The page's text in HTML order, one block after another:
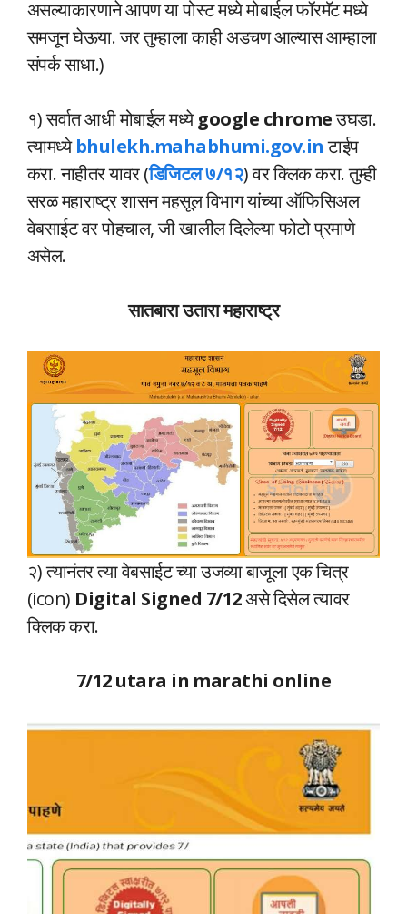
असल्याकारणाने आपण या पोस्ट मध्ये मोबाईल फॉरमॅट मध्ये
समजून घेऊया. जर तुम्हाला काही अडचण आल्यास आम्हाला
संपर्क साधा.)
१) सर्वात आधी मोबाईल मध्येgoogle chromeउघडा.
त्यामध्येbhulekh.mahabhumi.gov.inटाईप
करा. नाहीतर यावर (डिजिटल ७/१२) वर क्लिक करा. तुम्ही
सरळ महाराष्ट्र शासन महसूल विभाग यांच्या ऑफिसिअल
वेबसाईट वर पोहचाल, जी खालील दिलेल्या फोटो प्रमाणे
असेल.
सातबारा उतारा महाराष्ट्र
२) त्यानंतर त्या वेबसाईट च्या उजव्या बाजूला एक चित्र
(icon) Digital Signed 7/12असे दिसेल त्यावर
क्लिक करा.
7/12 utara in marathi online